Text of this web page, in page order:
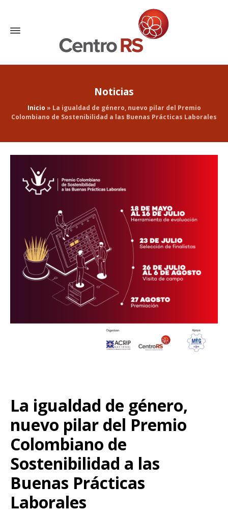
Noticias
Inicio » La igualdad de género, nuevo pilar del Premio
Colombiano de Sostenibilidad a las Buenas Prácticas Laborales
La igualdad de género,
nuevo pilar del Premio
Colombiano de
Sostenibilidad a las
Buenas Prácticas
Laborales